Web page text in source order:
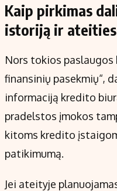
Kaip pirkimas
istoriją ir
Nors tokios
finansinių pasekmių“,
informaciją kredito
pradelstos įmokos
kitoms kredito
patikimumą.
Jei ateityje